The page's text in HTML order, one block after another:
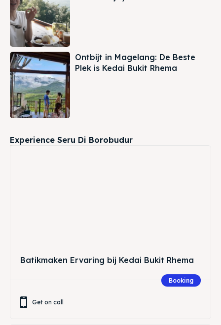
Ontbijt in Magelang: De Beste
Plek is Kedai Bukit Rhema
Experience Seru Di Borobudur
Batikmaken Ervaring bij Kedai Bukit Rhema
Booking
Get on call